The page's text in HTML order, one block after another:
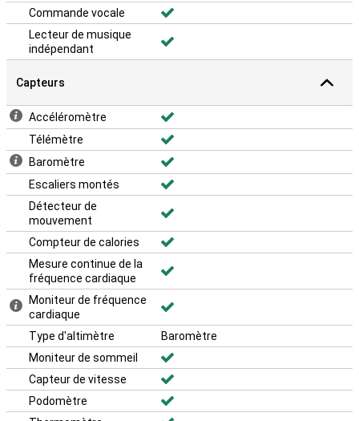
Commande vocale
Lecteur de musique
indépendant
Capteurs
Accéléromètre
Télémètre
Baromètre
Escaliers montés
Détecteur de
mouvement
Compteur de calories
Mesure continue de la
fréquence cardiaque
Moniteur de fréquence
cardiaque
Type d'altimètre
Baromètre
Moniteur de sommeil
Capteur de vitesse
Podomètre